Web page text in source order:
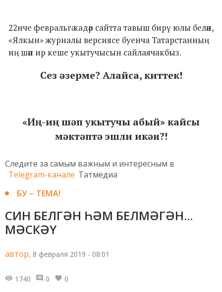
22нче февральгә кадәр сайтта тавыш бирү юлы белән,
«Ялкын» журналы версиясе буенча Татарстанның
иң шәп ир кеше укытучысын сайлаячакбыз.
Сез әзерме? Алайса, киттек!
«Иң-иң шәп укытучы абый» кайсы
мәктәптә эшли икән?!
Следите за самым важным и интересным в
Telegram-канале Татмедиа
БУ – ТЕМА!
СИН БЕЛГӘН ҺӘМ БЕЛМӘГӘН...
МӘСКӘҮ
автор, 8 февраля 2019 - 08:01
1740 0 0